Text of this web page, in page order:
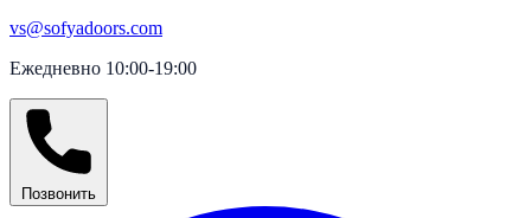
vs@sofyadoors.com
Ежедневно 10:00-19:00
Позвонить